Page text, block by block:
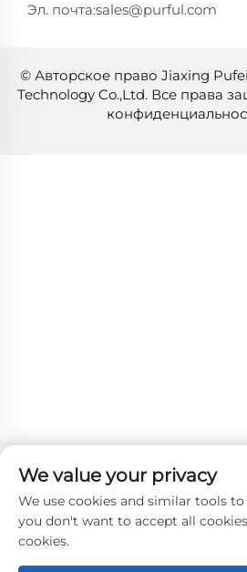
Эл. почта:sales@purful.com
© Авторское право Jiaxing
Technology Co.,Ltd. Все права
We value your privacy
We use cookies and similar tools
you don't want to accept all
cookies.